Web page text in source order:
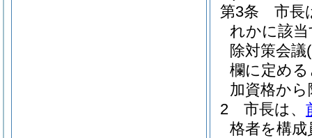
第3条
市長
れかに該
除対策会議
欄に定め
加資格か
2
市長は、
格者を構